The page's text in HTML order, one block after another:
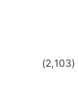
(2,103)